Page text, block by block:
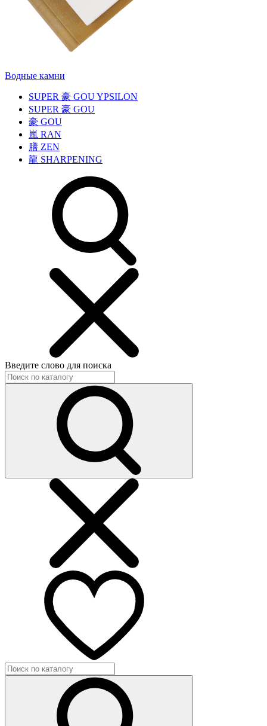
Водные камни
SUPER 豪 GOU YPSILON
SUPER 豪 GOU
豪 GOU
嵐 RAN
膳 ZEN
龍 SHARPENING
Введите слово для поиска